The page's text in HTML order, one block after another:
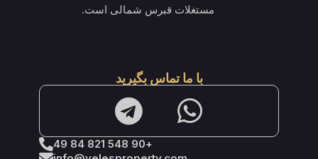
مستغلات قبرس شمالی است.
با ما تماس بگیرید
+90 548 821 84 49